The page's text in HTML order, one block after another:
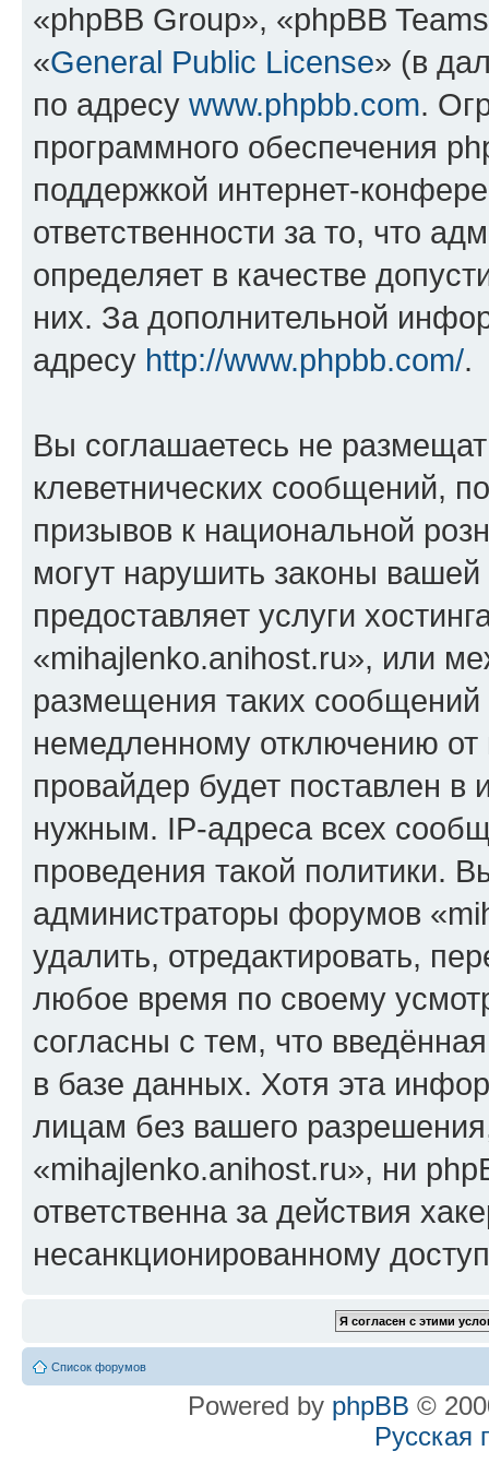
«phpBB Group», «phpBB
«General Public License» (в
по адресу www.phpbb.com.
программного обеспечения
поддержкой интернет-
ответственности за то, что
определяет в качестве
них. За дополнительной
адресу http://www.phpbb.com/.
Вы соглашаетесь не
клеветнических сообщений,
призывов к национальной
могут нарушить законы
предоставляет услуги
«mihajlenko.anihost.ru», или
размещения таких
немедленному отключению
провайдер будет поставлен в
нужным. IP-адреса всех
проведения такой политики.
администраторы форумов
удалить, отредактировать,
любое время по своему
согласны с тем, что
в базе данных. Хотя эта
лицам без вашего
«mihajlenko.anihost.ru», ни
ответственна за действия
несанкционированному
Список форумов
Powered by phpBB ©
Русская